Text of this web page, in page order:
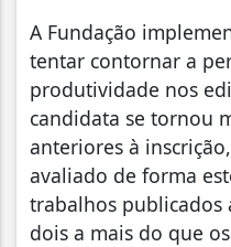
A Fundação
tentar contornar a
produtividade nos
candidata se tornou
anteriores à
avaliado de forma
trabalhos publicados
dois a mais do que